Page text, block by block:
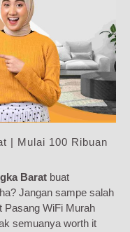
| Mulai 100 Ribuan
Barat buat
Jangan sampe salah
Pasang WiFi Murah
semuanya worth it